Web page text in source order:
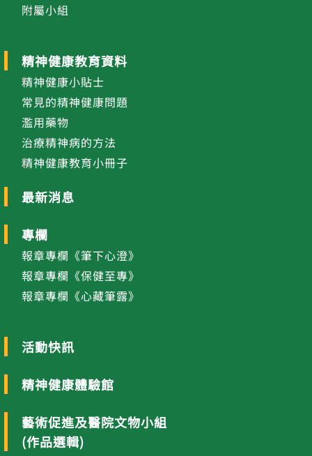
附屬小組
精神健康教育資料
精神健康小貼士
常見的精神健康問題
濫用藥物
治療精神病的方法
精神健康教育小冊子
最新消息
專欄
報章專欄《筆下心澄》
報章專欄《保健至專》
報章專欄《心藏筆露》
活動快訊
精神健康體驗館
藝術促進及醫院文物小組
(作品選輯)